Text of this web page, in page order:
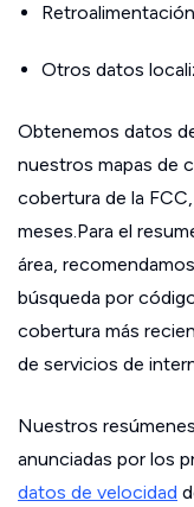
Otros datos
Obtenemos datos
nuestros mapas de
cobertura de la
meses.Para el
área,
búsqueda por
cobertura más
de servicios de
Nuestros
anunciadas por los
datos de velocidad